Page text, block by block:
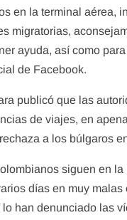
en la terminal aérea,
migratorias,
ayuda, así como
de Facebook.
publicó que las
de viajes, en
a los búlgaros
siguen en
días en muy
han denunciado las